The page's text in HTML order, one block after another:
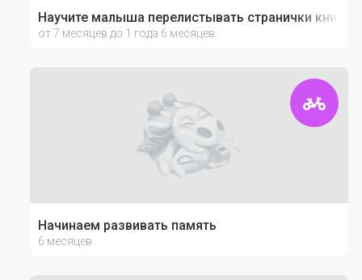
Научите малыша перелистывать странички книжек
от 7 месяцев до 1 года 6 месяцев
Начинаем развивать память
6 месяцев